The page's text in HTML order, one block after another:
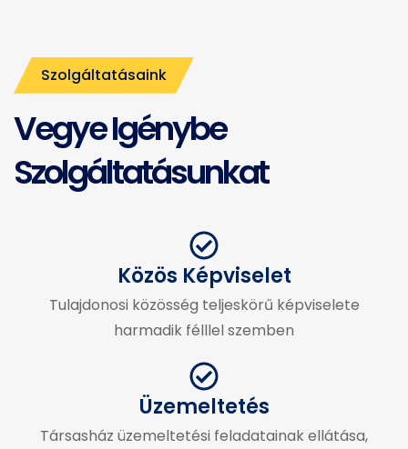
Szolgáltatásaink
Vegye Igénybe
Szolgáltatásunkat
Közös Képviselet
Tulajdonosi közösség teljeskörű képviselete
harmadik félllel szemben
Üzemeltetés
Társasház üzemeltetési feladatainak ellátása,